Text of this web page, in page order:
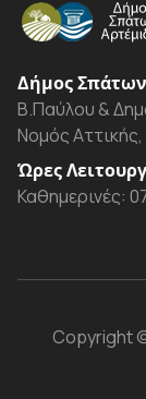
Δήμος
Β.Παύλου &
Νομός Αττικής,
Ώρες
Καθημερινές:
Copyright